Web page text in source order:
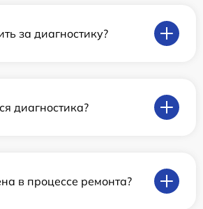
за диагностику?
диагностика?
в процессе ремонта?